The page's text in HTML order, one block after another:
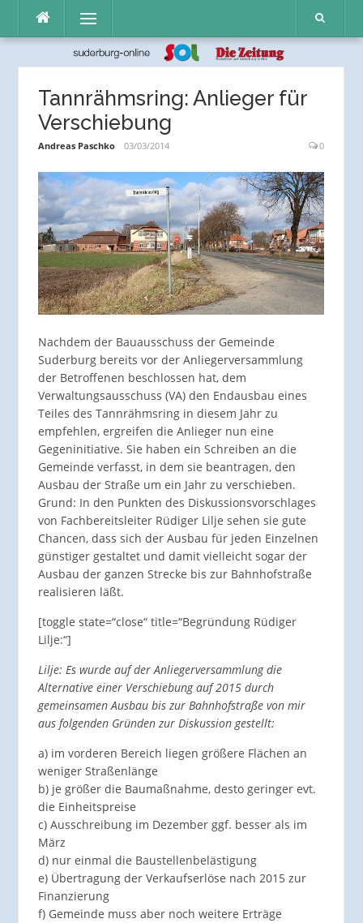
Inhalt
Menü
Tannrähmsring: Anlieger für
Verschiebung
Andreas Paschko 03/03/2014 0
Nachdem der Bauausschuss der Gemeinde
Suderburg bereits vor der Anliegerversammlung
der Betroffenen beschlossen hat, dem
Verwaltungsausschuss (VA) den Endausbau eines
Teiles des Tannrähmsring in diesem Jahr zu
empfehlen, ergreifen die Anlieger nun eine
Gegeninitiative. Sie haben ein Schreiben an die
Gemeinde verfasst, in dem sie beantragen, den
Ausbau der Straße um ein Jahr zu verschieben.
Grund: In den Punkten des Diskussionsvorschlages
von Fachbereitsleiter Rüdiger Lilje sehen sie gute
Chancen, dass sich der Ausbau für jeden Einzelnen
günstiger gestaltet und damit vielleicht sogar der
Ausbau der ganzen Strecke bis zur Bahnhofstraße
realisieren läßt.
[toggle state=“close“ title=“Begründung Rüdiger
Lilje:“]
Lilje: Es wurde auf der Anliegerversammlung die
Alternative einer Verschiebung auf 2015 durch
gemeinsamen Ausbau bis zur Bahnhofstraße von mir
aus folgenden Gründen zur Diskussion gestellt:
a) im vorderen Bereich liegen größere Flächen an
weniger Straßenlänge
b) je größer die Baumaßnahme, desto geringer evt.
die Einheitspreise
c) Ausschreibung im Dezember ggf. besser als im
März
d) nur einmal die Baustellenbelästigung
e) Übertragung der Verkaufserlöse nach 2015 zur
Finanzierung
f) Gemeinde muss aber noch weitere Erträge